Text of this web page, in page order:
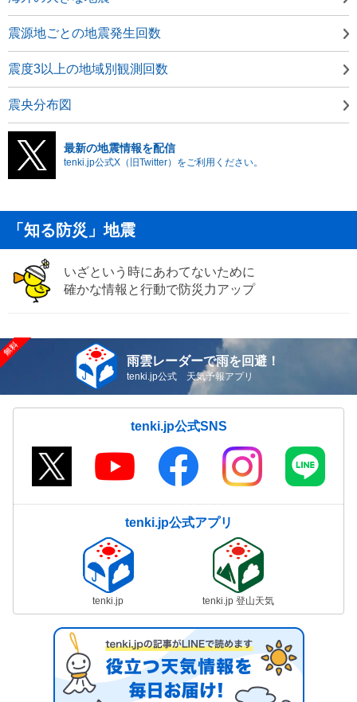
震源地ごとの地震発生回数
震度3以上の地域別観測回数
震央分布図
最新の地震情報を配信
tenki.jp公式X（旧Twitter）をご利用ください。
「知る防災」地震
いざという時にあわてないために
確かな情報と行動で防災力アップ
雨雲レーダーで雨を回避！
tenki.jp公式 天気予報アプリ
tenki.jp公式SNS
tenki.jp公式アプリ
tenki.jp tenki.jp 登山天気